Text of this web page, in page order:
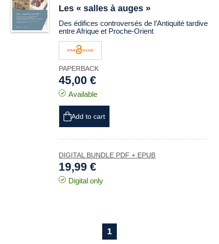
Les « salles à auges »
Des édifices controversés de l’Antiquité tardive
entre Afrique et Proche-Orient
PAPERBACK
45,00 €
Available
Add to cart
DIGITAL BUNDLE PDF + EPUB
19,99 €
Digital only
1